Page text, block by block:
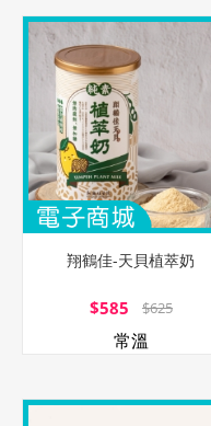
翔鶴佳-天貝植萃奶
$585 $625
常溫